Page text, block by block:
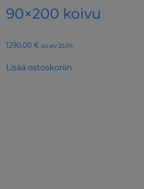
90×200 koivu
1290,00 € sis alv 25,5%
Lisää ostoskoriin